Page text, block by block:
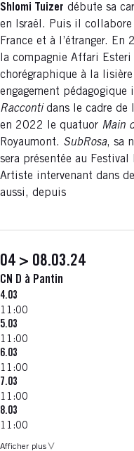
Shlomi Tuizer débute sa
en Israël. Puis il collabore
France et à l’étranger.
la compagnie Affari
chorégraphique à la
engagement
Raccontidans le cadre de
en 2022 le quatuor Main
Royaumont. SubRosa, sa
sera présentée au
Artiste intervenant dans
aussi, depuis
04 > 08.03.24
CN D à Pantin
4.03
11:00
5.03
11:00
6.03
11:00
7.03
11:00
8.03
11:00
Afficher plus